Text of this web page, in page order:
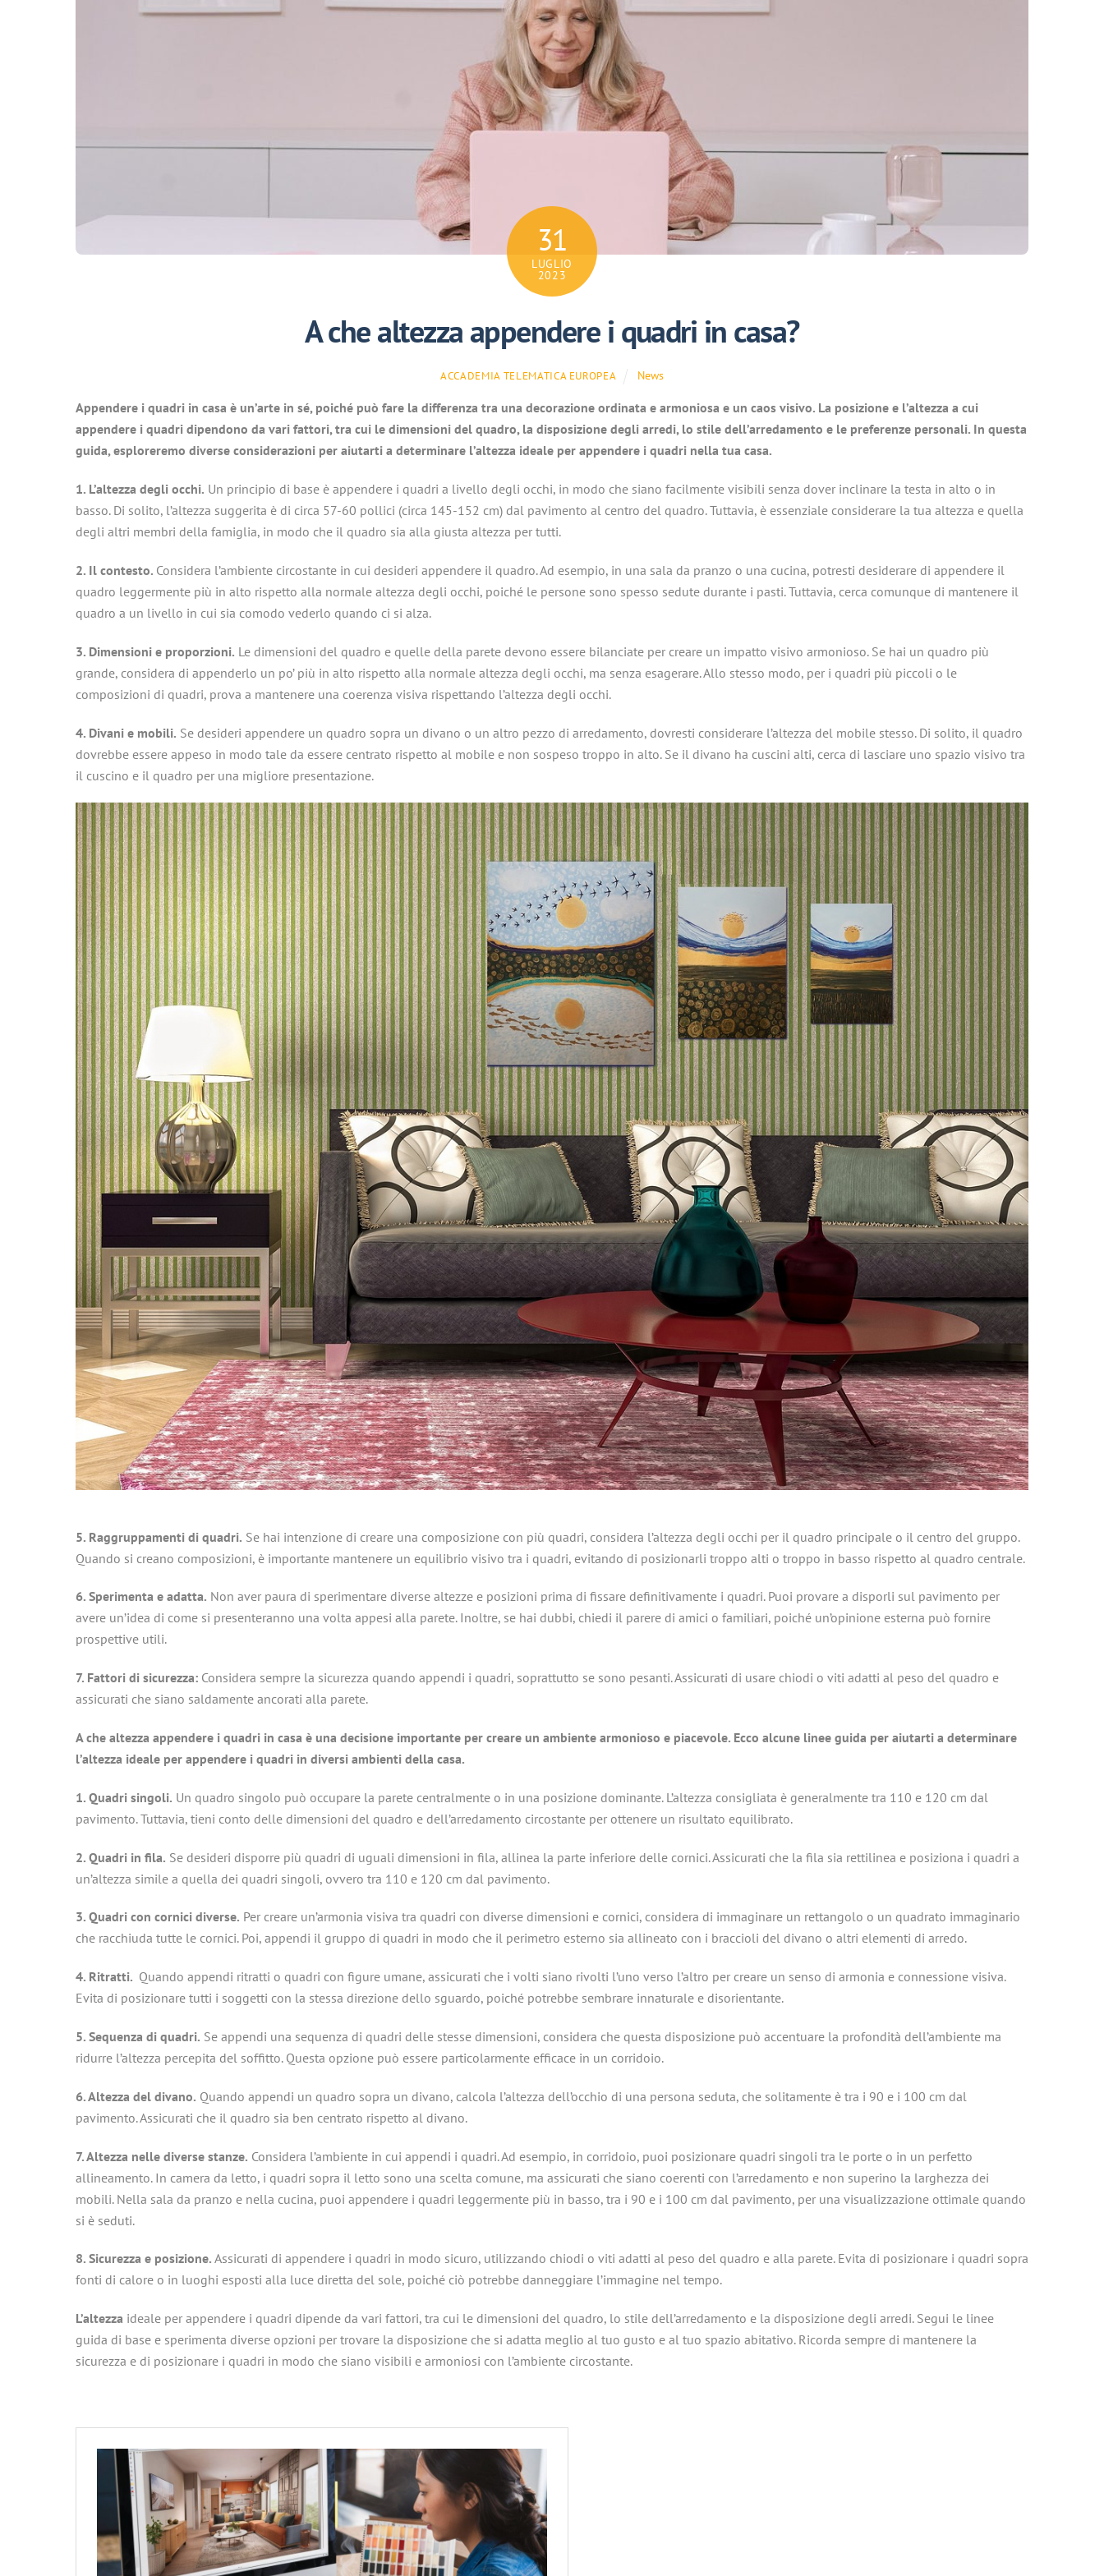
31
LUGLIO
2023
A che altezza appendere i quadri in casa?
ACCADEMIA TELEMATICA EUROPEA News
Appendere i quadri in casa è un’arte in sé, poiché può fare la differenza tra una decorazione ordinata e armoniosa e un caos visivo. La posizione e l’altezza a cui
appendere i quadri dipendono da vari fattori, tra cui le dimensioni del quadro, la disposizione degli arredi, lo stile dell’arredamento e le preferenze personali. In questa
guida, esploreremo diverse considerazioni per aiutarti a determinare l’altezza ideale per appendere i quadri nella tua casa.
1. L’altezza degli occhi. Un principio di base è appendere i quadri a livello degli occhi, in modo che siano facilmente visibili senza dover inclinare la testa in alto o in
basso. Di solito, l’altezza suggerita è di circa 57-60 pollici (circa 145-152 cm) dal pavimento al centro del quadro. Tuttavia, è essenziale considerare la tua altezza e quella
degli altri membri della famiglia, in modo che il quadro sia alla giusta altezza per tutti.
2. Il contesto. Considera l’ambiente circostante in cui desideri appendere il quadro. Ad esempio, in una sala da pranzo o una cucina, potresti desiderare di appendere il
quadro leggermente più in alto rispetto alla normale altezza degli occhi, poiché le persone sono spesso sedute durante i pasti. Tuttavia, cerca comunque di mantenere il
quadro a un livello in cui sia comodo vederlo quando ci si alza.
3. Dimensioni e proporzioni. Le dimensioni del quadro e quelle della parete devono essere bilanciate per creare un impatto visivo armonioso. Se hai un quadro più
grande, considera di appenderlo un po’ più in alto rispetto alla normale altezza degli occhi, ma senza esagerare. Allo stesso modo, per i quadri più piccoli o le
composizioni di quadri, prova a mantenere una coerenza visiva rispettando l’altezza degli occhi.
4. Divani e mobili. Se desideri appendere un quadro sopra un divano o un altro pezzo di arredamento, dovresti considerare l’altezza del mobile stesso. Di solito, il quadro
dovrebbe essere appeso in modo tale da essere centrato rispetto al mobile e non sospeso troppo in alto. Se il divano ha cuscini alti, cerca di lasciare uno spazio visivo tra
il cuscino e il quadro per una migliore presentazione.
5. Raggruppamenti di quadri. Se hai intenzione di creare una composizione con più quadri, considera l’altezza degli occhi per il quadro principale o il centro del gruppo.
Quando si creano composizioni, è importante mantenere un equilibrio visivo tra i quadri, evitando di posizionarli troppo alti o troppo in basso rispetto al quadro centrale.
6. Sperimenta e adatta. Non aver paura di sperimentare diverse altezze e posizioni prima di fissare definitivamente i quadri. Puoi provare a disporli sul pavimento per
avere un’idea di come si presenteranno una volta appesi alla parete. Inoltre, se hai dubbi, chiedi il parere di amici o familiari, poiché un’opinione esterna può fornire
prospettive utili.
7. Fattori di sicurezza: Considera sempre la sicurezza quando appendi i quadri, soprattutto se sono pesanti. Assicurati di usare chiodi o viti adatti al peso del quadro e
assicurati che siano saldamente ancorati alla parete.
Ache altezza appendere i quadri in casa è una decisione importante per creare un ambiente armonioso e piacevole. Ecco alcune linee guida per aiutarti a determinare
l’altezza ideale per appendere i quadri in diversi ambienti della casa.
1. Quadri singoli. Un quadro singolo può occupare la parete centralmente o in una posizione dominante. L’altezza consigliata è generalmente tra 110 e 120 cm dal
pavimento. Tuttavia, tieni conto delle dimensioni del quadro e dell’arredamento circostante per ottenere un risultato equilibrato.
2. Quadri in fila. Se desideri disporre più quadri di uguali dimensioni in fila, allinea la parte inferiore delle cornici. Assicurati che la fila sia rettilinea e posiziona i quadri a
un’altezza simile a quella dei quadri singoli, ovvero tra 110 e 120 cm dal pavimento.
3. Quadri con cornici diverse. Per creare un’armonia visiva tra quadri con diverse dimensioni e cornici, considera di immaginare un rettangolo o un quadrato immaginario
che racchiuda tutte le cornici. Poi, appendi il gruppo di quadri in modo che il perimetro esterno sia allineato con i braccioli del divano o altri elementi di arredo.
4. Ritratti. Quando appendi ritratti o quadri con figure umane, assicurati che i volti siano rivolti l’uno verso l’altro per creare un senso di armonia e connessione visiva.
Evita di posizionare tutti i soggetti con la stessa direzione dello sguardo, poiché potrebbe sembrare innaturale e disorientante.
5. Sequenza di quadri. Se appendi una sequenza di quadri delle stesse dimensioni, considera che questa disposizione può accentuare la profondità dell’ambiente ma
ridurre l’altezza percepita del soffitto. Questa opzione può essere particolarmente efficace in un corridoio.
6. Altezza del divano. Quando appendi un quadro sopra un divano, calcola l’altezza dell’occhio di una persona seduta, che solitamente è tra i 90 e i 100 cm dal
pavimento. Assicurati che il quadro sia ben centrato rispetto al divano.
7. Altezza nelle diverse stanze. Considera l’ambiente in cui appendi i quadri. Ad esempio, in corridoio, puoi posizionare quadri singoli tra le porte o in un perfetto
allineamento. In camera da letto, i quadri sopra il letto sono una scelta comune, ma assicurati che siano coerenti con l’arredamento e non superino la larghezza dei
mobili. Nella sala da pranzo e nella cucina, puoi appendere i quadri leggermente più in basso, tra i 90 e i 100 cm dal pavimento, per una visualizzazione ottimale quando
si è seduti.
8. Sicurezza e posizione. Assicurati di appendere i quadri in modo sicuro, utilizzando chiodi o viti adatti al peso del quadro e alla parete. Evita di posizionare i quadri sopra
fonti di calore o in luoghi esposti alla luce diretta del sole, poiché ciò potrebbe danneggiare l’immagine nel tempo.
L’altezza ideale per appendere i quadri dipende da vari fattori, tra cui le dimensioni del quadro, lo stile dell’arredamento e la disposizione degli arredi. Segui le linee
guida di base e sperimenta diverse opzioni per trovare la disposizione che si adatta meglio al tuo gusto e al tuo spazio abitativo. Ricorda sempre di mantenere la
sicurezza e di posizionare i quadri in modo che siano visibili e armoniosi con l’ambiente circostante.